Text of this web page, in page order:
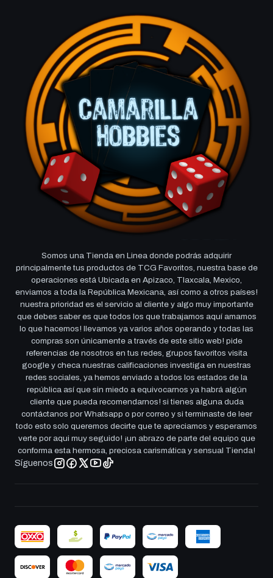
Somos una Tienda en Linea donde podrás adquirir
principalmente tus productos de TCG Favoritos, nuestra base de
operaciones está Ubicada en Apizaco, Tlaxcala, Mexico,
enviamos a toda la República Mexicana, así como a otros países!
nuestra prioridad es el servicio al cliente y algo muy importante
que debes saber es que todos los que trabajamos aquí amamos
lo que hacemos! llevamos ya varios años operando y todas las
compras son únicamente a través de este sitio web! pide
referencias de nosotros en tus redes, grupos favoritos visita
google y checa nuestras calificaciones investiga en nuestras
redes sociales, ya hemos enviado a todos los estados de la
república así que sin miedo a equivocarnos ya habrá algún
cliente que pueda recomendarnos! si tienes alguna duda
contáctanos por Whatsapp o por correo y si terminaste de leer
todo esto solo queremos decirte que te apreciamos y esperamos
verte por aqui muy seguido! ¡un abrazo de parte del equipo que
conforma esta hermosa, preciosa carismática y sensual Tienda!
Síguenos